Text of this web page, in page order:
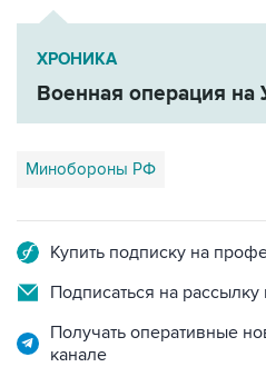
ХРОНИКА
Военная операция на
Минобороны РФ
Купить подписку на
Подписаться на рассылку
Получать оперативные
канале